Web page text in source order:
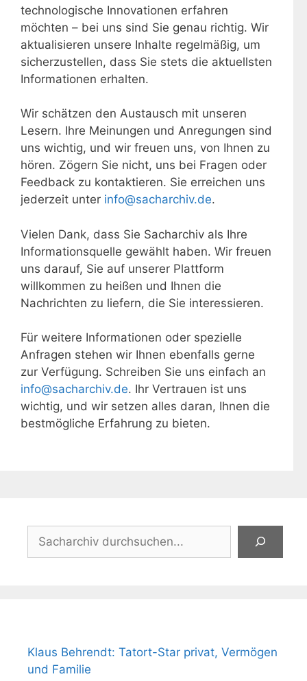
technologische Innovationen erfahren
möchten – bei uns sind Sie genau richtig. Wir
aktualisieren unsere Inhalte regelmäßig, um
sicherzustellen, dass Sie stets die aktuellsten
Informationen erhalten.
Wir schätzen den Austausch mit unseren
Lesern. Ihre Meinungen und Anregungen sind
uns wichtig, und wir freuen uns, von Ihnen zu
hören. Zögern Sie nicht, uns bei Fragen oder
Feedback zu kontaktieren. Sie erreichen uns
jederzeit unter info@sacharchiv.de.
Vielen Dank, dass Sie Sacharchiv als Ihre
Informationsquelle gewählt haben. Wir freuen
uns darauf, Sie auf unserer Plattform
willkommen zu heißen und Ihnen die
Nachrichten zu liefern, die Sie interessieren.
Für weitere Informationen oder spezielle
Anfragen stehen wir Ihnen ebenfalls gerne
zur Verfügung. Schreiben Sie uns einfach an
info@sacharchiv.de. Ihr Vertrauen ist uns
wichtig, und wir setzen alles daran, Ihnen die
bestmögliche Erfahrung zu bieten.
Klaus Behrendt: Tatort-Star privat, Vermögen
und Familie